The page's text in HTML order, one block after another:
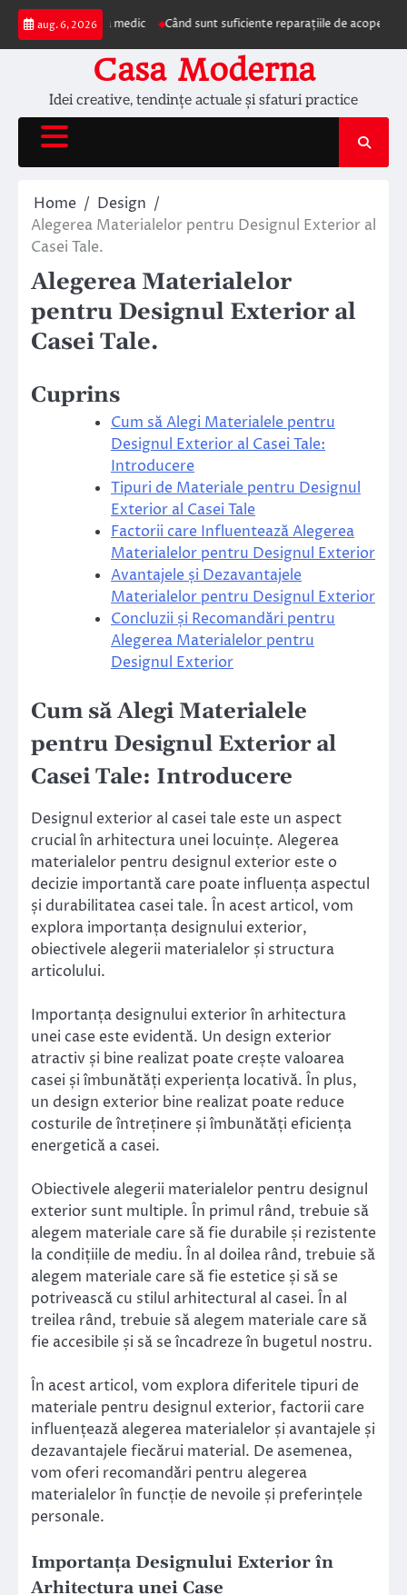
Skip
content
aug. 6, 2026
la medic Când sunt suficiente reparațiile de acoperiș și când
Casa Moderna
Idei creative, tendințe actuale și sfaturi practice
Home
Design
Alegerea Materialelor pentru Designul Exterior al
Casei Tale.
Alegerea Materialelor
pentru Designul Exterior al
Casei Tale.
Cuprins
Cum să Alegi Materialele pentru
Designul Exterior al Casei Tale:
Introducere
Tipuri de Materiale pentru Designul
Exterior al Casei Tale
Factorii care Influentează Alegerea
Materialelor pentru Designul Exterior
Avantajele și Dezavantajele
Materialelor pentru Designul Exterior
Concluzii și Recomandări pentru
Alegerea Materialelor pentru
Designul Exterior
Cum să Alegi Materialele
pentru Designul Exterior al
Casei Tale: Introducere
Designul exterior al casei tale este un aspect
crucial în arhitectura unei locuințe. Alegerea
materialelor pentru designul exterior este o
decizie importantă care poate influența aspectul
și durabilitatea casei tale. În acest articol, vom
explora importanța designului exterior,
obiectivele alegerii materialelor și structura
articolului.
Importanța designului exterior în arhitectura
unei case este evidentă. Un design exterior
atractiv și bine realizat poate crește valoarea
casei și îmbunătăți experiența locativă. În plus,
un design exterior bine realizat poate reduce
costurile de întreținere și îmbunătăți eficiența
energetică a casei.
Obiectivele alegerii materialelor pentru designul
exterior sunt multiple. În primul rând, trebuie să
alegem materiale care să fie durabile și rezistente
la condițiile de mediu. În al doilea rând, trebuie să
alegem materiale care să fie estetice și să se
potrivească cu stilul arhitectural al casei. În al
treilea rând, trebuie să alegem materiale care să
fie accesibile și să se încadreze în bugetul nostru.
În acest articol, vom explora diferitele tipuri de
materiale pentru designul exterior, factorii care
influențează alegerea materialelor și avantajele și
dezavantajele fiecărui material. De asemenea,
vom oferi recomandări pentru alegerea
materialelor în funcție de nevoile și preferințele
personale.
Importanța Designului Exterior în
Arhitectura unei Case